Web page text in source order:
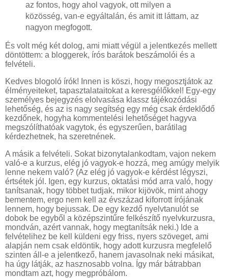
az fontos, hogy ahol vagyok, ott milyen a
közösség, van-e egyáltalán, és amit itt láttam, az
nagyon megfogott.
És volt még két dolog, ami miatt végül a jelentkezés mellett
döntöttem: a bloggerek, írós barátok beszámolói és a
felvételi.
Kedves blogoló írók! Innen is köszi, hogy megosztjátok az
élményeiteket, tapasztalataitokat a keresgélőkkel! Egy-egy
személyes bejegyzés elolvasása klassz tájékozódási
lehetőség, és az is nagy segítség egy még csak érdeklődő
kezdőnek, hogyha kommentelési lehetőséget hagyva
megszólíthatóak vagytok, és egyszerűen, barátilag
kérdezhetnek, ha szeretnének.
A másik a felvételi. Sokat bizonytalankodtam, vajon nekem
való-e a kurzus, elég jó vagyok-e hozzá, meg amúgy melyik
lenne nekem való? (Az elég jó vagyok-e kérdést légyszi,
értsétek jól. Igen, egy kurzus, oktatási mód arra való, hogy
tanítsanak, hogy többet tudjak, mikor kijövök, mint ahogy
bementem, ergo nem kell az évszázad kiforrott írójának
lennem, hogy bejussak. De egy kezdő nyelvtanulót se
dobok be egyből a középszintűre felkészítő nyelvkurzusra,
mondván, azért vannak, hogy megtanítsák neki.) Ide a
felvételihez be kell küldeni egy friss, nyers szöveget, ami
alapján nem csak eldöntik, hogy adott kurzusra megfelelő
szinten áll-e a jelentkező, hanem javasolnak neki másikat,
ha úgy látják, az hasznosabb volna. Így már bátrabban
mondtam azt, hogy megpróbálom.